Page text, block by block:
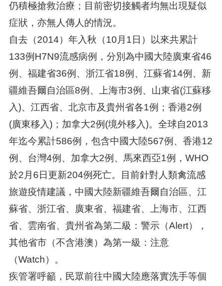
仍積極搶救治療；目前密切接觸者均無出現疑似
症狀，亦無人傳人的情況。
自去（2014）年入秋（10月1日）以來共累計
133例H7N9流感病例，分別為中國大陸廣東省46
例、福建省36例、浙江省18例、江蘇省14例、新
疆維吾爾自治區8例、上海市3例、山東省(江蘇移
入)、江西省、北京市及貴州省各1例；香港2例
(廣東移入)；加拿大2例(境外移入)。全球自2013
年迄今累計586例，包含中國大陸567例、香港12
例、台灣4例、加拿大2例、馬來西亞1例，WHO
於2月6日更新204例死亡。目前針對人類禽流感
旅遊疫情建議，中國大陸新疆維吾爾自治區、江
蘇省、浙江省、廣東省、福建省、上海市、江西
省、雲南省、貴州省為第二級：警示（Alert），
其他省市（不含港澳）為第一級：注意
（Watch）。
疾管署呼籲，民眾前往中國大陸應落實洗手等個